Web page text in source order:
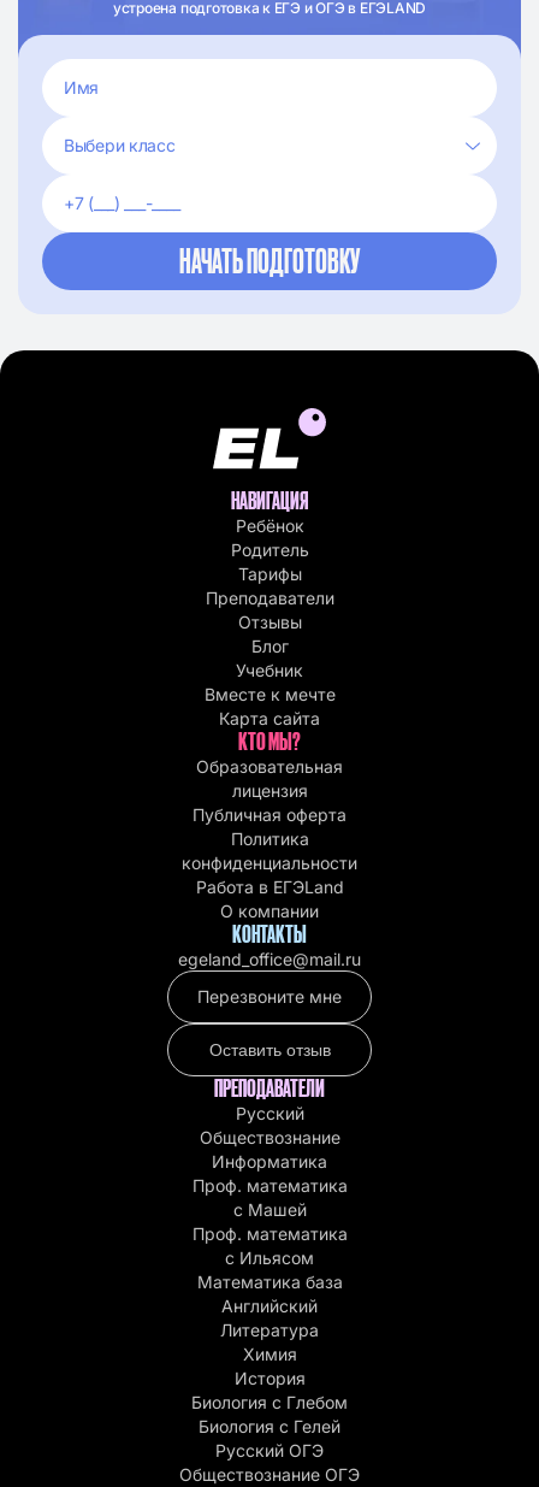
устроена подготовка к ЕГЭ и ОГЭ в ЕГЭLAND
НАВИГАЦИЯ
Ребёнок
Родитель
Тарифы
Преподаватели
Отзывы
Блог
Учебник
Вместе к мечте
Карта сайта
КТО МЫ?
Образовательная
лицензия
Публичная оферта
Политика
конфиденциальности
Работа в EГЭLand
О компании
КОНТАКТЫ
egeland_office@mail.ru
Перезвоните мне
Оставить отзыв
ПРЕПОДАВАТЕЛИ
Русский
Обществознание
Информатика
Проф. математика
с Машей
Проф. математика
c Ильясом
Математика база
Английский
Литература
Химия
История
Биология с Глебом
Биология с Гелей
Русский ОГЭ
Обществознание ОГЭ